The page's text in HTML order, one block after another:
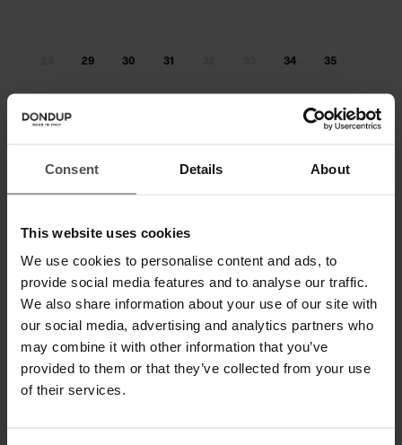
Consent Details About
This website uses cookies
We use cookies to personalise content and ads, to
provide social media features and to analyse our traffic.
We also share information about your use of our site with
our social media, advertising and analytics partners who
may combine it with other information that you’ve
provided to them or that they’ve collected from your use
of their services.
29 30 31 34 35
IN DEN WARENKORB LEGEN
Zahlen Sie in 3 oder 4 Raten ohne Zinsen
VERSAND UND RETOUREN
TECHNISCHE SPEZIFIKATIONEN